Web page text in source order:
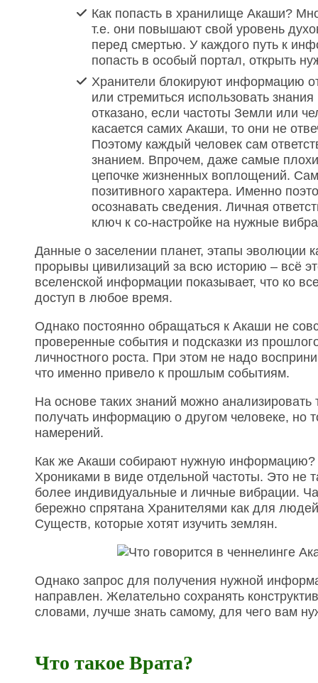
Как попасть в хранилище Акаши?
т.е. они повышают свой уровень
перед смертью. У каждого путь к
попасть в особый портал, открыть
Хранители блокируют информацию
или стремиться использовать
отказано, если частоты Земли или
касается самих Акаши, то они не
Поэтому каждый человек сам
знанием. Впрочем, даже самые
цепочке жизненных воплощений.
позитивного характера. Именно
осознавать сведения. Личная
ключ к со-настройке на нужные
Данные о заселении планет, этапы эволюции
прорывы цивилизаций за всю историю – всё
вселенской информации показывает, что ко
доступ в любое время.
Однако постоянно обращаться к Акаши не
проверенные события и подсказки из
личностного роста. При этом не надо
что именно привело к прошлым событиям.
На основе таких знаний можно
получать информацию о другом человеке, но
намерений.
Как же Акаши собирают нужную информацию?
Хрониками в виде отдельной частоты. Это не
более индивидуальные и личные вибрации.
бережно спрятана Хранителями как для
Существ, которые хотят изучить землян.
Однако запрос для получения нужной
направлен. Желательно сохранять
словами, лучше знать самому, для чего вам
Что такое Врата?